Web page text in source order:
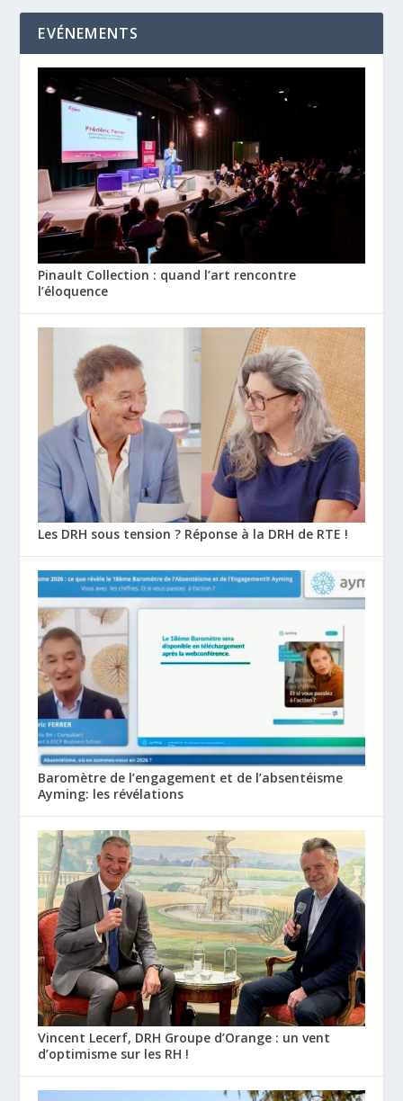
EVÉNEMENTS
Pinault Collection : quand l’art rencontre
l’éloquence
Les DRH sous tension ? Réponse à la DRH de RTE !
Baromètre de l’engagement et de l’absentéisme
Ayming: les révélations
Vincent Lecerf, DRH Groupe d’Orange : un vent
d’optimisme sur les RH !